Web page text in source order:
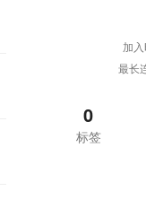
加
最长
0
标签